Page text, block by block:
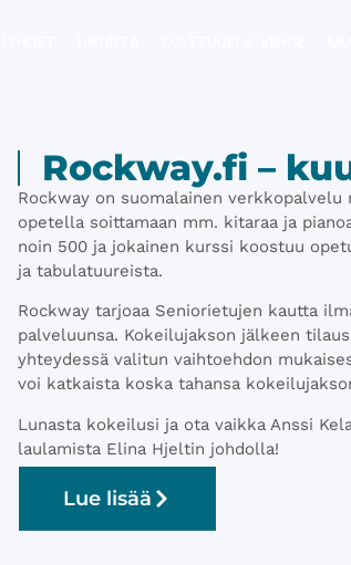
Rockway.fi –
Rockway on suomalainen
opetella soittamaan mm. kitaraa ja
noin 500 ja jokainen kurssi koostuu
ja tabulatuureista.
Rockway tarjoaa Seniorietujen kautta
palveluunsa. Kokeilujakson jälkeen
yhteydessä valitun vaihtoehdon
voi katkaista koska tahansa
Lunasta kokeilusi ja ota vaikka Anssi
laulamista Elina Hjeltin johdolla!
Lue lisää